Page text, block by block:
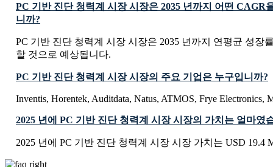
PC 기반 진단 청력계 시장 시장은 2035 년까지 어떤 CAGR
니까?
PC 기반 진단 청력계 시장 시장은 2035 년까지 연평균 성장
할 것으로 예상됩니다.
PC 기반 진단 청력계 시장 시장의 주요 기업은 누구입니까?
Inventis, Horentek, Auditdata, Natus, ATMOS, Frye Electronics,
2025 년에 PC 기반 진단 청력계 시장 시장의 가치는 얼마였
2025 년에 PC 기반 진단 청력계 시장 시장 가치는 USD 19.4